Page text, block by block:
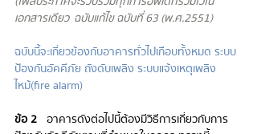
เอกสารเดียว  ฉบับแก้ไข ฉบับที่ 63 (พ.ศ.2551)
ฉบับนี้จะเกี่ยวข้องกับอาคารทั่วไปเกือบทั้งหมด ระบบ
ป้องกันอัคคีภัย ถังดับเพลิง ระบบแจ้งเหตุเพลิง
ไหม้(fire alarm)
ข้อ 2